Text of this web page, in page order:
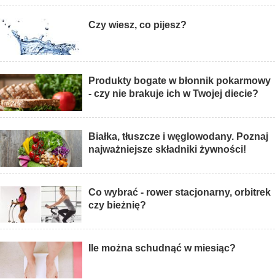
Czy wiesz, co pijesz?
Produkty bogate w błonnik pokarmowy
- czy nie brakuje ich w Twojej diecie?
Białka, tłuszcze i węglowodany. Poznaj
najważniejsze składniki żywności!
Co wybrać - rower stacjonarny, orbitrek
czy bieżnię?
Ile można schudnąć w miesiąc?